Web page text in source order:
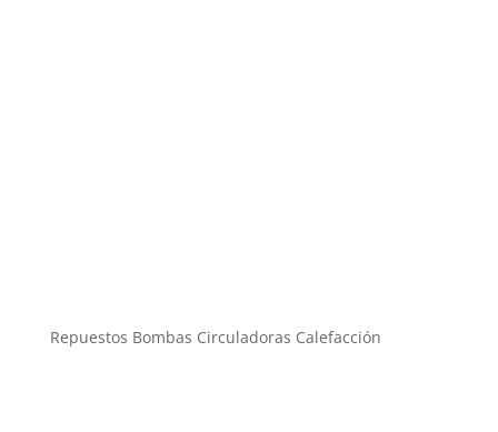
Repuestos Bombas Circuladoras Calefacción